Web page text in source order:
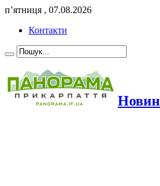
п’ятниця , 07.08.2026
Контакти